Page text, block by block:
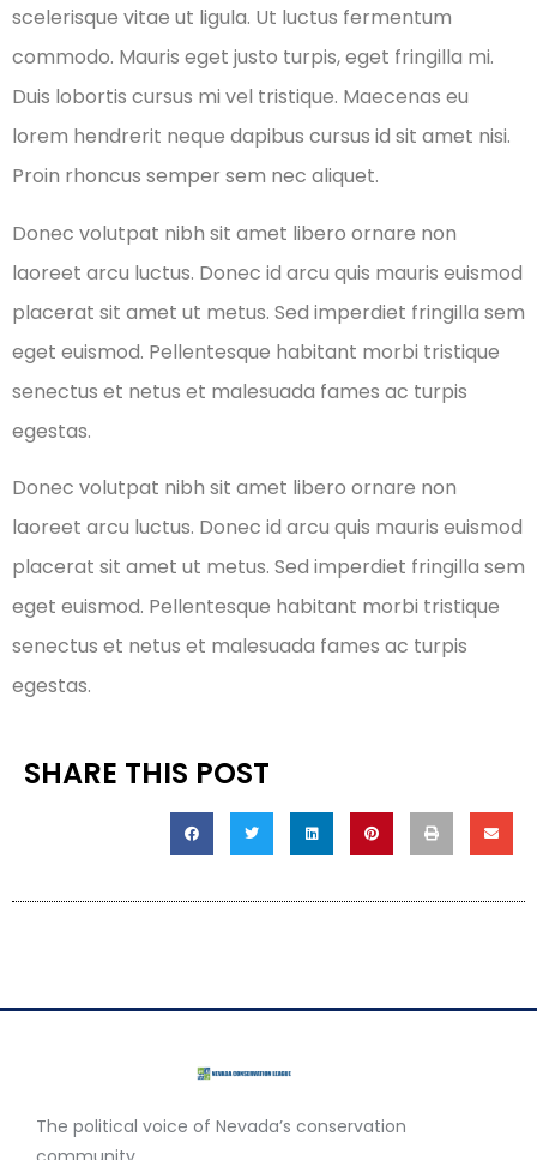
scelerisque vitae ut ligula. Ut luctus fermentum
commodo. Mauris eget justo turpis, eget fringilla mi.
Duis lobortis cursus mi vel tristique. Maecenas eu
lorem hendrerit neque dapibus cursus id sit amet nisi.
Proin rhoncus semper sem nec aliquet.
Donec volutpat nibh sit amet libero ornare non
laoreet arcu luctus. Donec id arcu quis mauris euismod
placerat sit amet ut metus. Sed imperdiet fringilla sem
eget euismod. Pellentesque habitant morbi tristique
senectus et netus et malesuada fames ac turpis
egestas.
Donec volutpat nibh sit amet libero ornare non
laoreet arcu luctus. Donec id arcu quis mauris euismod
placerat sit amet ut metus. Sed imperdiet fringilla sem
eget euismod. Pellentesque habitant morbi tristique
senectus et netus et malesuada fames ac turpis
egestas.
SHARE THIS POST
The political voice of Nevada’s conservation